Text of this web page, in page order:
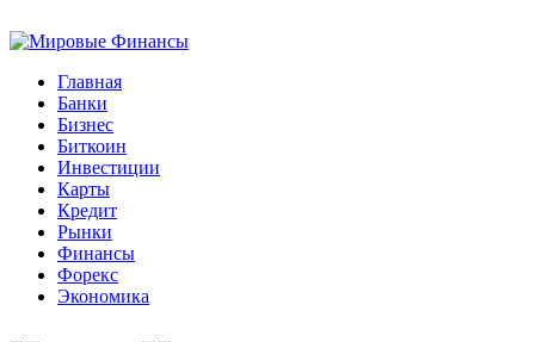
Главная
Банки
Бизнес
Биткоин
Инвестиции
Карты
Кредит
Рынки
Финансы
Форекс
Экономика